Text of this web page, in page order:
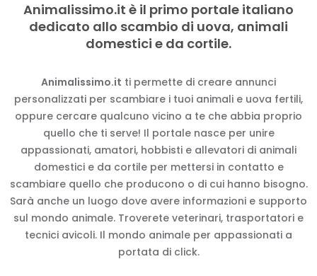
Animalissimo.it è il primo portale italiano
dedicato allo scambio di uova, animali
domestici e da cortile.
Animalissimo.it ti permette di creare annunci
personalizzati per scambiare i tuoi animali e uova fertili,
oppure cercare qualcuno vicino a te che abbia proprio
quello che ti serve! Il portale nasce per unire
appassionati, amatori, hobbisti e allevatori di animali
domestici e da cortile per mettersi in contatto e
scambiare quello che producono o di cui hanno bisogno.
Sarà anche un luogo dove avere informazioni e supporto
sul mondo animale. Troverete veterinari, trasportatori e
tecnici avicoli. Il mondo animale per appassionati a
portata di click.